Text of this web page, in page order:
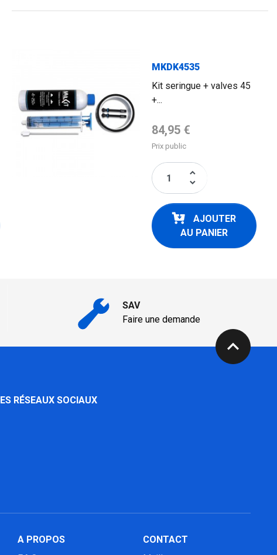
MKDK4535
Kit seringue + valves 45
+...
Prix de base
84,95 €
Prix public
keyboard_arrow_up
keyboard_arrow_down
AJOUTER
AU PANIER
SAV
Faire une demande
expand_less
RÉSEAUX SOCIAUX
A PROPOS
CONTACT